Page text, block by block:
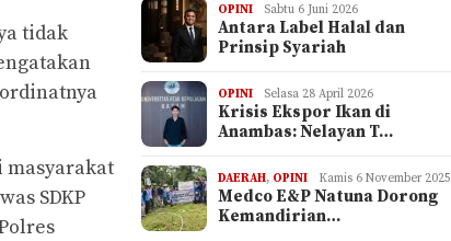
tidak
masyarakat
SDKP
OPINI Sabtu 6 Juni 2026
Antara Label Halal dan
Prinsip Syariah
OPINI Selasa 28 April 2026
Krisis Ekspor Ikan di
Anambas: Nelayan T…
DAERAH, OPINI Kamis 6 November 2025
Medco E&P Natuna Dorong
Kemandirian…